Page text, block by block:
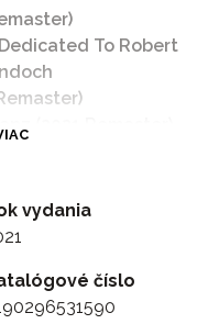
To Robert
(2021 Remaster)
Sun (2021
(2021 Remaster)
Turner (2021
vydania
číslo